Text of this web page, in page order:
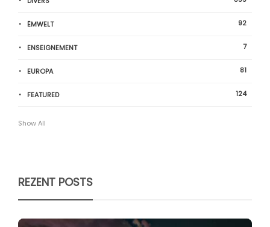
ËMWELT 92
ENSEIGNEMENT 7
EUROPA 81
FEATURED 124
Show All
REZENT POSTS